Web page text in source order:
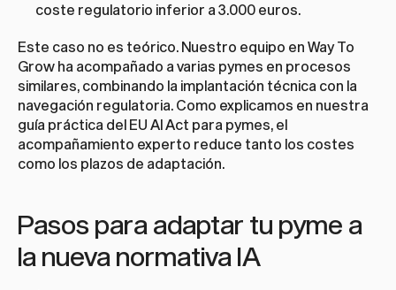
coste regulatorio inferior a 3.000 euros.
Este caso no es teórico. Nuestro equipo en Way To
Grow ha acompañado a varias pymes en procesos
similares, combinando la implantación técnica con la
navegación regulatoria. Como explicamos en nuestra
guía práctica del EU AI Act para pymes, el
acompañamiento experto reduce tanto los costes
como los plazos de adaptación.
Pasos para adaptar tu pyme a
la nueva normativa IA